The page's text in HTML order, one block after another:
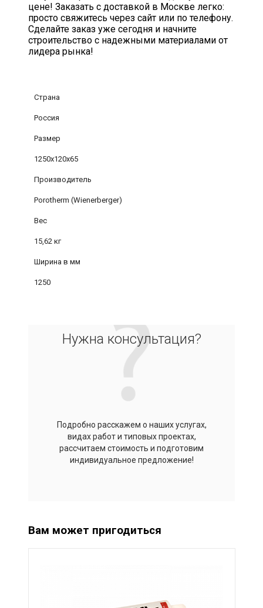
цене! Заказать с доставкой в Москве легко:
просто свяжитесь через сайт или по телефону.
Сделайте заказ уже сегодня и начните
строительство с надежными материалами от
лидера рынка!
Страна
Россия
Размер
1250х120х65
Производитель
Porotherm (Wienerberger)
Вес
15,62 кг
Ширина в мм
1250
Нужна консультация?
Подробно расскажем о наших услугах,
видах работ и типовых проектах,
рассчитаем стоимость и подготовим
индивидуальное предложение!
Вам может пригодиться